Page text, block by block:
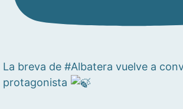
La breva de #Albatera vuelve a
protagonista